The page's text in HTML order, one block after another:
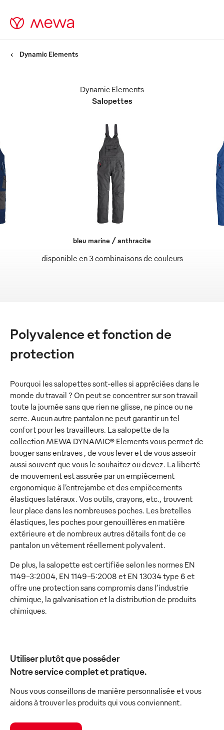
Dynamic Elements
Salopettes
Dynamic Elements
disponible en 3 combinaisons de couleurs
bleu marine / anthracite
Polyvalence et fonction de
protection
Pourquoi les salopettes sont-elles si appréciées dans le
monde du travail ? On peut se concentrer sur son travail
toute la journée sans que rien ne glisse, ne pince ou ne
serre. Aucun autre pantalon ne peut garantir un tel
confort pour les travailleurs. La salopette de la
collection MEWA DYNAMIC® Elements vous permet de
bouger sans entraves , de vous lever et de vous asseoir
aussi souvent que vous le souhaitez ou devez. La liberté
de mouvement est assurée par un empiècement
ergonomique à l’entrejambe et des empiècements
élastiques latéraux. Vos outils, crayons, etc., trouvent
leur place dans les nombreuses poches. Les bretelles
élastiques, les poches pour genouillères en matière
extérieure et de nombreux autres détails font de ce
pantalon un vêtement réellement polyvalent.
De plus, la salopette est certifiée selon les normes EN
1149-3:2004, EN 1149-5:2008 et EN 13034 type 6 et
offre une protection sans compromis dans l’industrie
chimique, la galvanisation et la distribution de produits
chimiques.
Utiliser plutôt que posséder
Notre service complet et pratique.
Nous vous conseillons de manière personnalisée et vous
aidons à trouver les produits qui vous conviennent.